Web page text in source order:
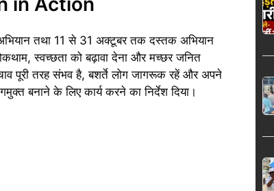
तथा 11 से 31 अक्टूबर तक दस्तक अभियान
स्वच्छता को बढ़ावा देना और मच्छर जनित
पूरी तरह संभव है, बशर्ते लोग जागरूक रहें और अपने
बनाने के लिए कार्य करने का निर्देश दिया।